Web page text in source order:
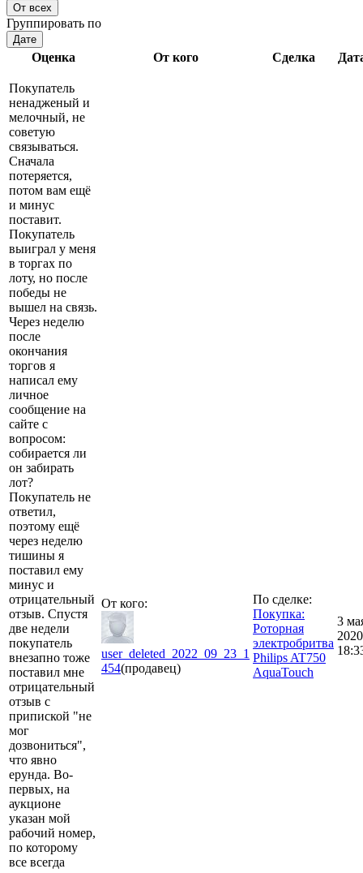
От всех
Группировать по
Дате
Оценка От кого Сделка
Покупатель
ненадженый и
мелочный, не
советую
связываться.
Сначала
потеряется,
потом вам ещё
и минус
поставит.
Покупатель
выиграл у меня
в торгах по
лоту, но после
победы не
вышел на связь.
Через неделю
после
окончания
торгов я
написал ему
личное
сообщение на
сайте с
вопросом:
собирается ли
он забирать
лот?
Покупатель не
ответил,
поэтому ещё
через неделю
тишины я
поставил ему
минус и
отрицательный
отзыв. Спустя
две недели
покупатель
внезапно тоже
поставил мне
отрицательный
отзыв с
припиской "не
мог
дозвониться",
что явно
ерунда. Во-
первых, на
аукционе
указан мой
рабочий номер,
по которому
все всегда
От кого:
user_deleted_2022_09_23_1
454(продавец)
По сделке:
Покупка:
Роторная
электробритва
Philips AT750
AquaTouch
3
2020